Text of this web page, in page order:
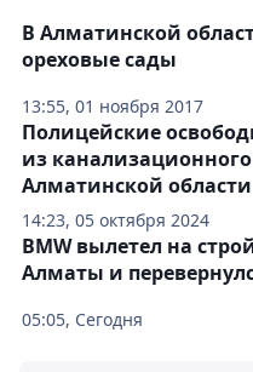
13:55, 01 ноября 2017
В Алматинской
ореховые сады
14:23, 05 октября 2024
Полицейские
из
Алматинской области
05:05, Сегодня
BMW вылетел на
Алматы и